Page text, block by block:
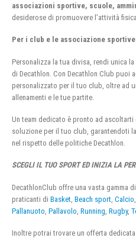
associazioni sportive, scuole,
desiderose di promuovere l’attività
Per i club e le associazione
Personalizza la tua divisa, rendi unica
di Decathlon. Con Decathlon Club puoi
personalizzato per il tuo club, oltre ad
allenamenti e le tue partite.
Un team dedicato è pronto ad
soluzione per il tuo club, garantendoti
nel rispetto delle politiche Decathlon.
SCEGLI IL TUO SPORT ED INIZIA LA
DecathlonClub offre una vasta gamma
praticanti di Basket Beach sport Calcio
Pallanuoto Pallavolo Running Rugby,
Inoltre potrai trovare un offerta